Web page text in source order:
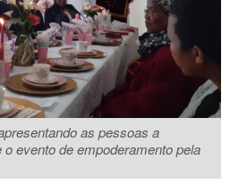
as pessoas a
evento de empoderamento pela